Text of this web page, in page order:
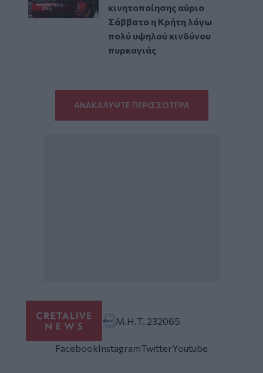
κινητοποίησης αύριο
Σάββατο η Κρήτη λόγω
πολύ υψηλού κινδύνου
πυρκαγιάς
ΑΝΑΚΑΛΥΨΤΕ ΠΕΡΙΣΣΟΤΕΡΑ
Μ.Η.Τ. 232065
FacebookInstagramTwitterYoutube